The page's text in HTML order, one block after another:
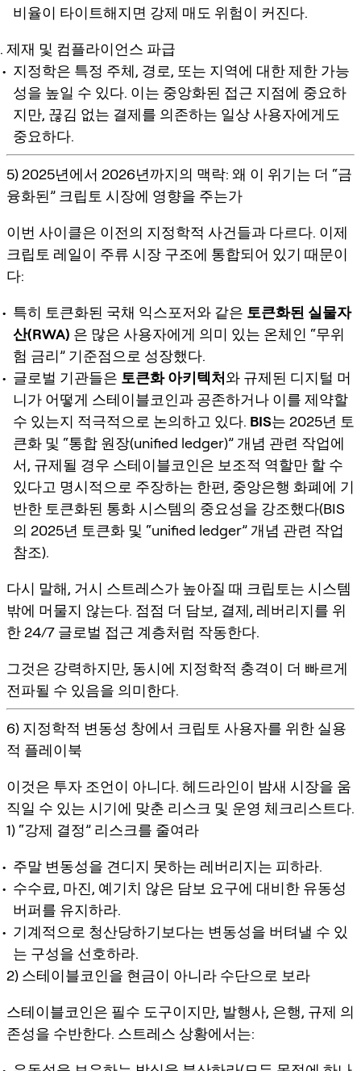
비율이 타이트해지면 강제 매도 위험이 커진다.
제재 및 컴플라이언스 파급
지정학은 특정 주체, 경로, 또는 지역에 대한 제한 가능
성을 높일 수 있다. 이는 중앙화된 접근 지점에 중요하
지만, 끊김 없는 결제를 의존하는 일상 사용자에게도
중요하다.
5) 2025년에서 2026년까지의 맥락: 왜 이 위기는 더 “금
융화된” 크립토 시장에 영향을 주는가
이번 사이클은 이전의 지정학적 사건들과 다르다. 이제
크립토 레일이 주류 시장 구조에 통합되어 있기 때문이
다:
특히 토큰화된 국채 익스포저와 같은 토큰화된 실물자
산(RWA) 은 많은 사용자에게 의미 있는 온체인 “무위
험 금리” 기준점으로 성장했다.
글로벌 기관들은 토큰화 아키텍처와 규제된 디지털 머
니가 어떻게 스테이블코인과 공존하거나 이를 제약할
수 있는지 적극적으로 논의하고 있다. BIS는 2025년 토
큰화 및 “통합 원장(unified ledger)” 개념 관련 작업에
서, 규제될 경우 스테이블코인은 보조적 역할만 할 수
있다고 명시적으로 주장하는 한편, 중앙은행 화폐에 기
반한 토큰화된 통화 시스템의 중요성을 강조했다(BIS
의 2025년 토큰화 및 “unified ledger” 개념 관련 작업
참조).
다시 말해, 거시 스트레스가 높아질 때 크립토는 시스템
밖에 머물지 않는다. 점점 더 담보, 결제, 레버리지를 위
한 24/7 글로벌 접근 계층처럼 작동한다.
그것은 강력하지만, 동시에 지정학적 충격이 더 빠르게
전파될 수 있음을 의미한다.
6) 지정학적 변동성 창에서 크립토 사용자를 위한 실용
적 플레이북
이것은 투자 조언이 아니다. 헤드라인이 밤새 시장을 움
직일 수 있는 시기에 맞춘 리스크 및 운영 체크리스트다.
1) “강제 결정” 리스크를 줄여라
주말 변동성을 견디지 못하는 레버리지는 피하라.
수수료, 마진, 예기치 않은 담보 요구에 대비한 유동성
버퍼를 유지하라.
기계적으로 청산당하기보다는 변동성을 버텨낼 수 있
는 구성을 선호하라.
2) 스테이블코인을 현금이 아니라 수단으로 보라
스테이블코인은 필수 도구이지만, 발행사, 은행, 규제 의
존성을 수반한다. 스트레스 상황에서는: